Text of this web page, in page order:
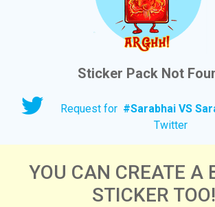
Sticker Pack Not
Request for #Sarabhai VS
Twitter
YOU CAN CREATE A
STICKER TOO!